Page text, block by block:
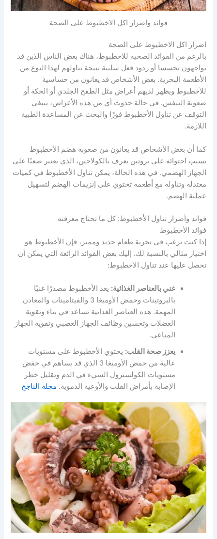
فوائد واضرار اكل الاخطبوط علي الصحة
اضرار اكل الاخطبوط على الصحة
بالرغم من الفوائد الصحية للاخطبوط، هناك بعض الناس الذين قد
يواجهون تحسسا أو ردود فعل سلبية نتيجة تناولهم لهذا النوع من
الأطعمة البحرية. بعض الأشخاص قد يعانون من حساسية
للأخطبوط ويظهر لديهم أعراض مثل الطفح الجلدي أو الحكة أو
صعوبة التنفس. في حالة حدوث أي من هذه الأعراض، ينبغي
التوقف عن تناول الأخطبوط فورًا والبحث عن المساعدة الطبية
اللازمة.
كما أن بعض الأشخاص قد يعانون من صعوبة هضم الأخطبوط
بسبب احتوائه على بروتين يعرف بالكولاجين، الذي يعتبر صعبًا على
الجهاز الهضمي. في هذه الحالة، يمكن تناول الأخطبوط في كميات
معتدلة وتناوله مع أطعمة تحتوي على إنزيمات الهضم لتسهيل
عملية الهضم.
فوائد وأضرار تناول الأخطبوط: كل ما تحتاج معرفته
فوائد الأخطبوط
إذا كنت ترغب في تجربة طعام جديد ومميز، فإن الأخطبوط هو
اختيار مثالي بالنسبة لك. إليك بعض الفوائد الرائعة التي يمكن أن
تحصل عليها عند تناول الأخطبوط:
غني بالعناصر الغذائية: يعد الأخطبوط مصدرًا غنيًا
بالبروتينات وحمض الأوميغا 3 والفيتامينات والمعادن
المهمة. هذه العناصر الغذائية تساعد في بناء وتقوية
العضلات وتحسين وظائف الجهاز العصبي وتقوية الجهاز
المناعي.
يعزز صحة القلب: يحتوي الأخطبوط على مستويات
عالية من حمض الأوميغا 3 الذي قد يساهم في خفض
مستويات الكولسترول السيء في الدم وتقليل خطر
الإصابة بأمراض القلب والأوعية الدموية. مجلة الناجح